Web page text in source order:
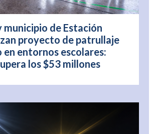
municipio de Estación
proyecto de patrullaje
entornos escolares:
los $53 millones